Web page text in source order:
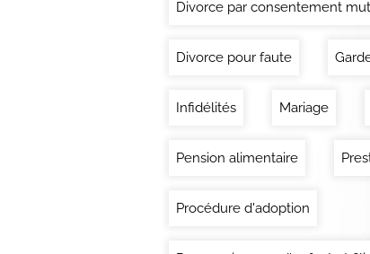
Divorce par consentement
Divorce pour faute
Infidélités Mariage
Pension alimentaire
Procédure d'adoption